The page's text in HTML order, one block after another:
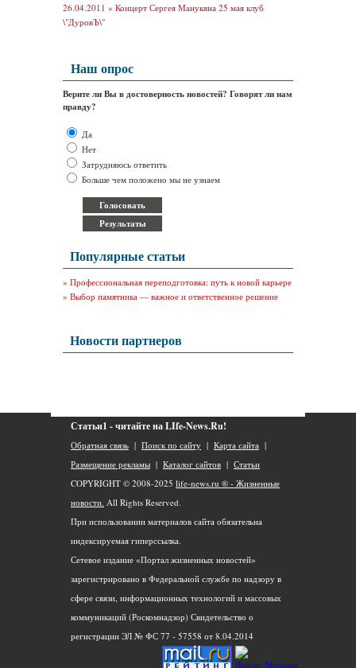
26.04.2011 » Концерт Сергея Манукяна 25 мая клуб
\"ДуровЪ\"
Наш опрос
Верите ли Вы в достоверность новостей? Говорят ли нам
правду?
Да
Нет
Затрудняюсь ответить
Больше чем положено мы не узнаем
Популярные статьи
» Профессиональная переподготовка: путь к новой карьере
» Выбор памятника — важное и ответственное решение
Новости партнеров
Статьи1 - читайте на LIfe-News.Ru!
Обратная связь | Поиск по сайту | Карта сайта |
Размещение рекламы | Каталог сайтов | Статьи
COPYRIGHT © 2008-2025 life-news.ru ® - Жизненные
новости. All Rights Reserved.
При использовании материалов сайта обязательна
индексируемая гиперссылка.
Сетевое издание «Портал жизненных новостей»
зарегистрировано в Федеральной службе по надзору в
сфере связи, информационных технологий и массовых
коммуникаций (Роскомнадзор) Свидетельство о
регистрации ЭЛ № ФС 77 - 57558 от 8.04.2014